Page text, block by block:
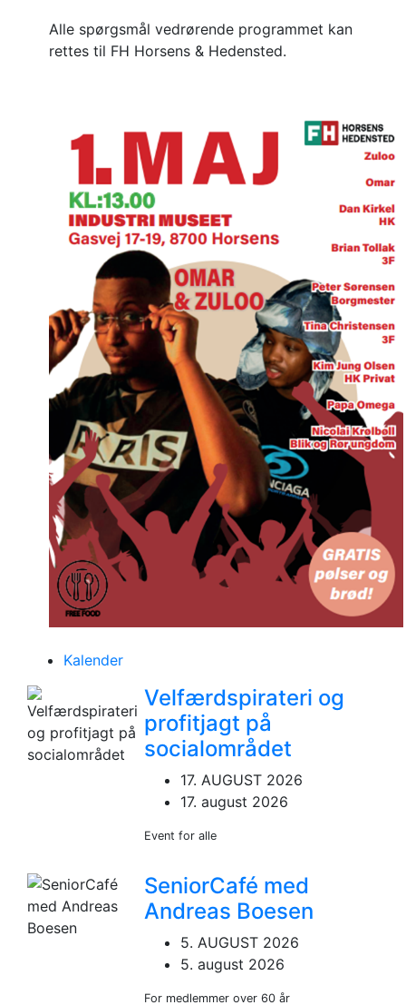
Alle spørgsmål vedrørende programmet kan
rettes til FH Horsens & Hedensted.
Kalender
Velfærdspirateri og
profitjagt på
socialområdet
17. AUGUST 2026
17. august 2026
Event for alle
SeniorCafé med
Andreas Boesen
5. AUGUST 2026
5. august 2026
For medlemmer over 60 år